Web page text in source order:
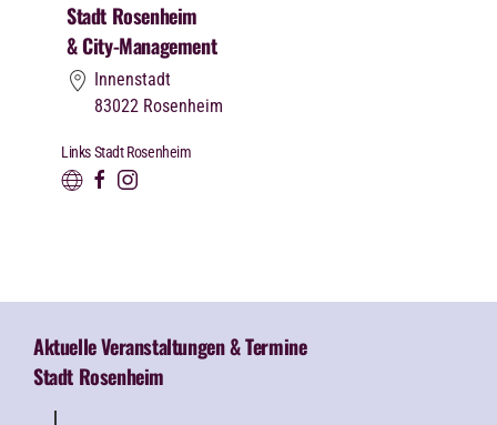
Stadt Rosenheim
& City-Management
Innenstadt
83022 Rosenheim
Links Stadt Rosenheim
Aktuelle Veranstaltungen & Termine
Stadt Rosenheim